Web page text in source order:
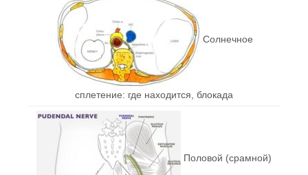
Солнечное
сплетение: где находится, блокада
Половой (срамной)